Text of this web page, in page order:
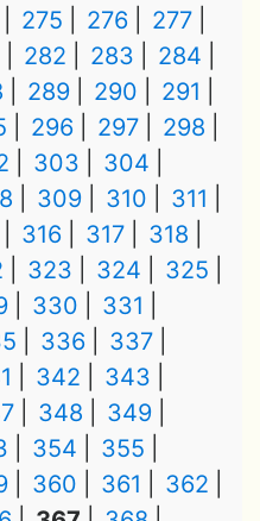
275 276
277
282 283
284
289 290
291
296 297
298
303
304
309 310
311
316 317
318
323 324
325
330
331
336
337
342
343
348
349
354
355
360 361
362